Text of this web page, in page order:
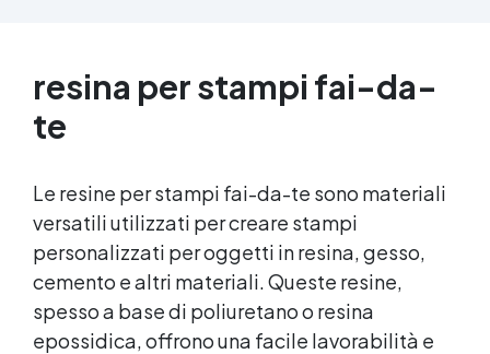
Gelcoat 3M per una superficie liscia e lucida,
rifinite, lisce e professionali, anche per
principianti.
resina per stampi fai-da-
te
Le resine per stampi fai-da-te sono materiali
versatili utilizzati per creare stampi
personalizzati per oggetti in resina, gesso,
cemento e altri materiali. Queste resine,
spesso a base di poliuretano o resina
epossidica, offrono una facile lavorabilità e